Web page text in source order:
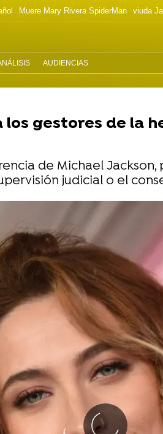
Muere Mary Rivera SpiderMan viuda
AUDIENCIAS
gestores de la
de Michael
judicial o el